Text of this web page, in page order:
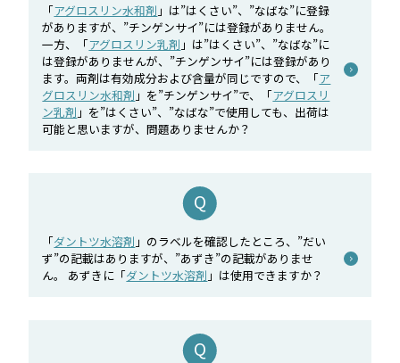
「アグロスリン水和剤 」は”はくさい”、”なばな”に登録
がありますが、”チンゲンサイ”には登録がありません。
一方、「アグロスリン乳剤 」は”はくさい”、”なばな”に
は登録がありませんが、”チンゲンサイ”には登録があり
ます。両剤は有効成分および含量が同じですので、「ア
グロスリン水和剤 」を”チンゲンサイ”で、「アグロスリ
ン乳剤 」を”はくさい”、”なばな”で使用しても、出荷は
可能と思いますが、問題ありませんか？
「ダントツ水溶剤 」のラベルを確認したところ、”だい
ず”の記載はありますが、”あずき”の記載がありませ
ん。 あずきに「ダントツ水溶剤 」は使用できますか？